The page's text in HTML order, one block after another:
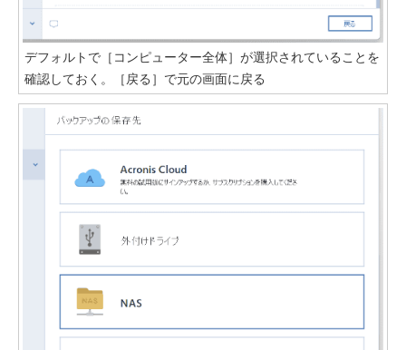
デフォルトで［コンピューター全体］が選択されていることを
確認しておく。［戻る］で元の画面に戻る